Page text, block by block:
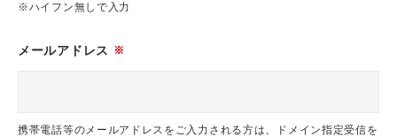
※ハイフン無しで入力
メールアドレス ※
携帯電話等のメールアドレスをご入力される方は、ドメイン指定受信を